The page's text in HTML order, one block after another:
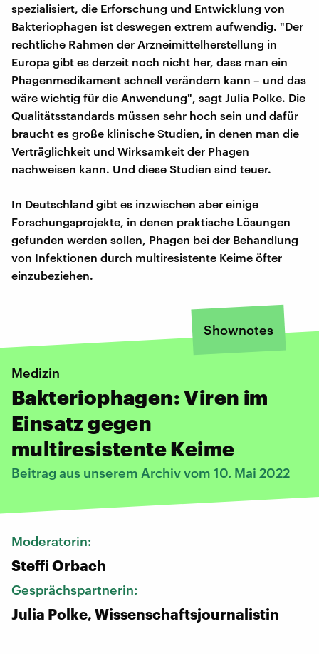
spezialisiert, die Erforschung und Entwicklung von
Bakteriophagen ist deswegen extrem aufwendig. "Der
rechtliche Rahmen der Arzneimittelherstellung in
Europa gibt es derzeit noch nicht her, dass man ein
Phagenmedikament schnell verändern kann – und das
wäre wichtig für die Anwendung", sagt Julia Polke. Die
Qualitätsstandards müssen sehr hoch sein und dafür
braucht es große klinische Studien, in denen man die
Verträglichkeit und Wirksamkeit der Phagen
nachweisen kann. Und diese Studien sind teuer.
In Deutschland gibt es inzwischen aber einige
Forschungsprojekte, in denen praktische Lösungen
gefunden werden sollen, Phagen bei der Behandlung
von Infektionen durch multiresistente Keime öfter
einzubeziehen.
Shownotes
Medizin
Bakteriophagen: Viren im
Einsatz gegen
multiresistente Keime
Beitrag aus unserem Archiv vom 10. Mai 2022
Moderatorin:
Steffi Orbach
Gesprächspartnerin:
Julia Polke, Wissenschaftsjournalistin